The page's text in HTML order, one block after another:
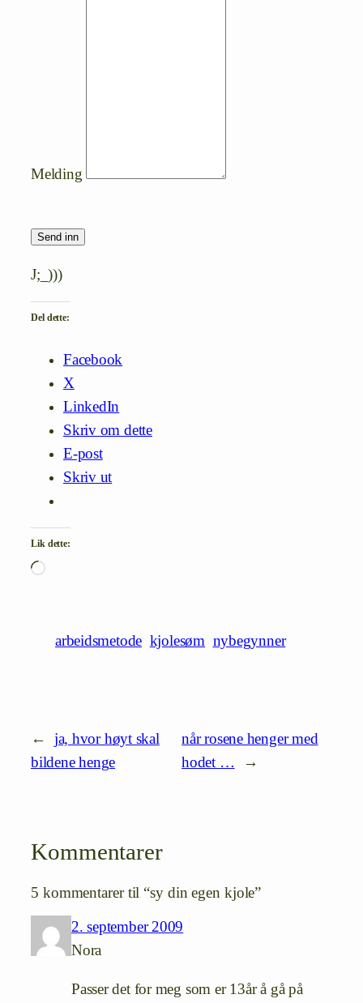
Melding
Send inn
J;_)))
Del dette:
Facebook
X
LinkedIn
Skriv om dette
E-post
Skriv ut
Lik dette:
Laster
arbeidsmetode kjolesøm nybegynner
←
ja, hvor høyt skal
bildene henge
når rosene henger med
hodet …
→
Kommentarer
5 kommentarer til “sy din egen kjole”
2. september 2009
Nora
Passer det for meg som er 13år å gå på